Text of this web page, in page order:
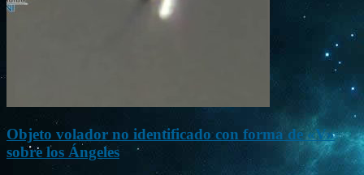
Objeto volador no identificado con forma de «V»
sobre los Ángeles